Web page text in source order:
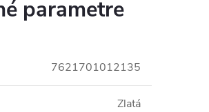
parametre
7621701012135
Zlatá